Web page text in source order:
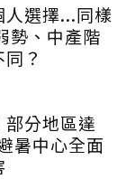
人選擇...同樣
勢、中產階
？
分地區達
暑中心全面